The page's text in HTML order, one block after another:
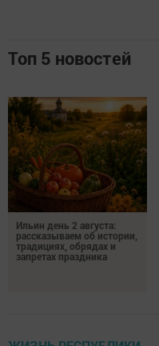
Топ 5 новостей
Ильин день 2 августа:
рассказываем об истории,
традициях, обрядах и
запретах праздника